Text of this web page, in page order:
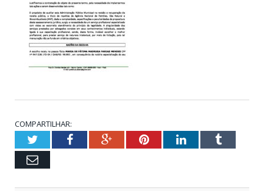
COMPARTILHAR:
TwitterFacebookGoogle+PinterestLinkedInTumblr
Email